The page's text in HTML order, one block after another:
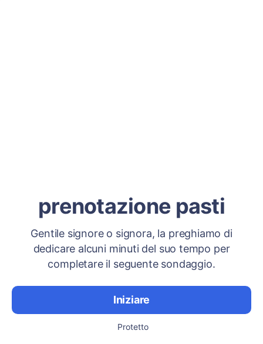
prenotazione pasti
Gentile signore o signora, la preghiamo di
dedicare alcuni minuti del suo tempo per
completare il seguente sondaggio.
Iniziare
Protetto